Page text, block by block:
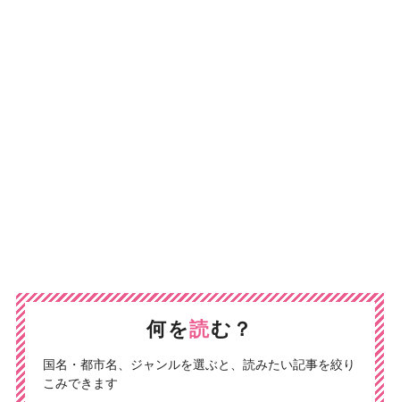
何を読む？
国名・都市名、ジャンルを選ぶと、読みたい記事を絞り
こみできます